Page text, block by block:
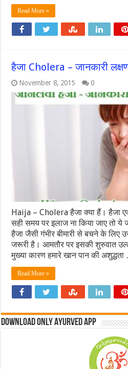
Read More »
हैजा Cholera – जानकारी
November 8, 2015 0
Haija – Cholera हैजा क्या हैं। हैजा
सही समय पर इलाज ना किया जाए तो ये
हैजा जैसी गंभीर बीमारी से बचने के लिए
जरूरी है। आमतौर पर इसकी शुरुवात
मुख्या कारण हमारे खान पान की
Read More »
Download Only Ayurved App